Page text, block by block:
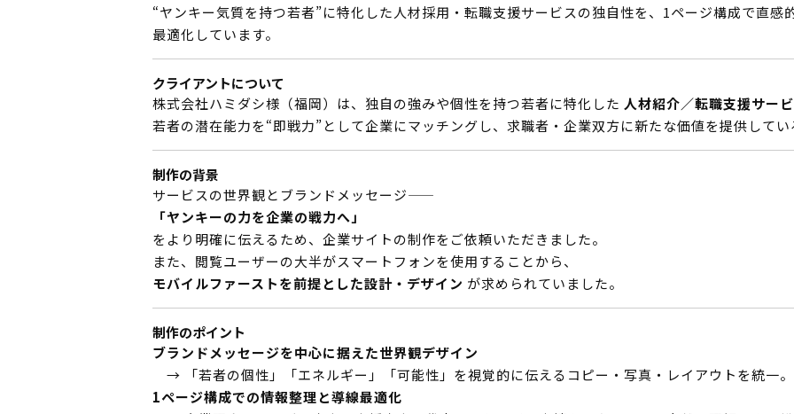
“ヤンキー気質を持つ若者”に特化した人材採用・転職支援サービスの独自性を、1ページ構成で直感
最適化しています。
クライアントについて
株式会社ハミダシ様（福岡）は、独自の強みや個性を持つ若者に特化した 人材紹介／転職支援サー
若者の潜在能力を“即戦力”として企業にマッチングし、求職者・企業双方に新たな価値を提供して
制作の背景
サービスの世界観とブランドメッセージ——
「ヤンキーの力を企業の戦力へ」
をより明確に伝えるため、企業サイトの制作をご依頼いただきました。
また、閲覧ユーザーの大半がスマートフォンを使用することから、
モバイルファーストを前提とした設計・デザイン が求められていました。
制作のポイント
ブランドメッセージを中心に据えた世界観デザイン
→ 「若者の個性」「エネルギー」「可能性」を視覚的に伝えるコピー・写真・レイアウトを統一。
1ページ構成での情報整理と導線最適化